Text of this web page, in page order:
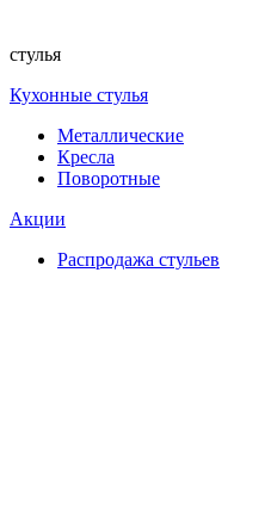
стулья
Кухонные стулья
Металлические
Кресла
Поворотные
Акции
Распродажа стульев